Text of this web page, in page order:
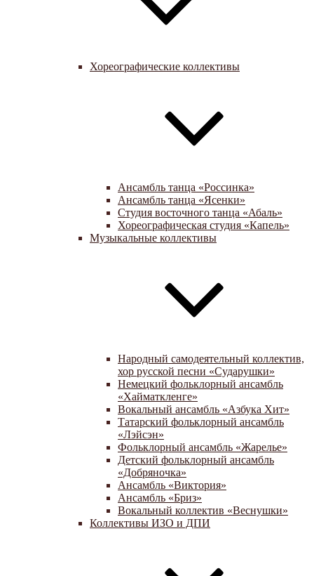
Хореографические коллективы
Ансамбль танца «Россинка»
Ансамбль танца «Ясенки»
Студия восточного танца «Абаль»
Хореографическая студия «Капель»
Музыкальные коллективы
Народный самодеятельный коллектив,
хор русской песни «Сударушки»
Немецкий фольклорный ансамбль
«Хайматкленге»
Вокальный ансамбль «Азбука Хит»
Татарский фольклорный ансамбль
«Лэйсэн»
Фольклорный ансамбль «Жарелье»
Детский фольклорный ансамбль
«Добряночка»
Ансамбль «Виктория»
Ансамбль «Бриз»
Вокальный коллектив «Веснушки»
Коллективы ИЗО и ДПИ